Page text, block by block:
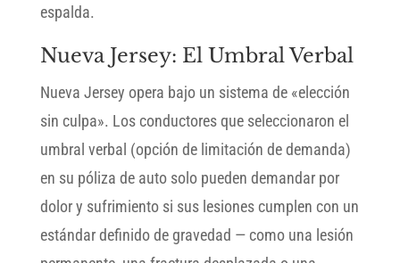
espalda.
Nueva Jersey: El Umbral Verbal
Nueva Jersey opera bajo un sistema de «elección
sin culpa». Los conductores que seleccionaron el
umbral verbal (opción de limitación de demanda)
en su póliza de auto solo pueden demandar por
dolor y sufrimiento si sus lesiones cumplen con un
estándar definido de gravedad — como una lesión